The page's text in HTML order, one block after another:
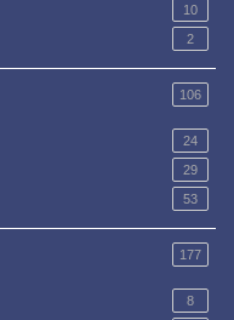
10
2
106
24
29
53
177
8